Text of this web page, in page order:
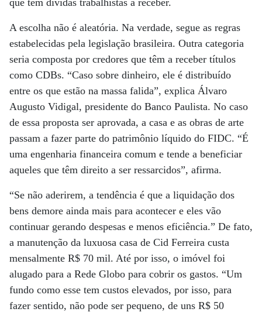
que têm dívidas trabalhistas a receber.
A escolha não é aleatória. Na verdade, segue as regras
estabelecidas pela legislação brasileira. Outra categoria
seria composta por credores que têm a receber títulos
como CDBs. “Caso sobre dinheiro, ele é distribuído
entre os que estão na massa falida”, explica Álvaro
Augusto Vidigal, presidente do Banco Paulista. No caso
de essa proposta ser aprovada, a casa e as obras de arte
passam a fazer parte do patrimônio líquido do FIDC. “É
uma engenharia financeira comum e tende a beneficiar
aqueles que têm direito a ser ressarcidos”, afirma.
“Se não aderirem, a tendência é que a liquidação dos
bens demore ainda mais para acontecer e eles vão
continuar gerando despesas e menos eficiência.” De fato,
a manutenção da luxuosa casa de Cid Ferreira custa
mensalmente R$ 70 mil. Até por isso, o imóvel foi
alugado para a Rede Globo para cobrir os gastos. “Um
fundo como esse tem custos elevados, por isso, para
fazer sentido, não pode ser pequeno, de uns R$ 50